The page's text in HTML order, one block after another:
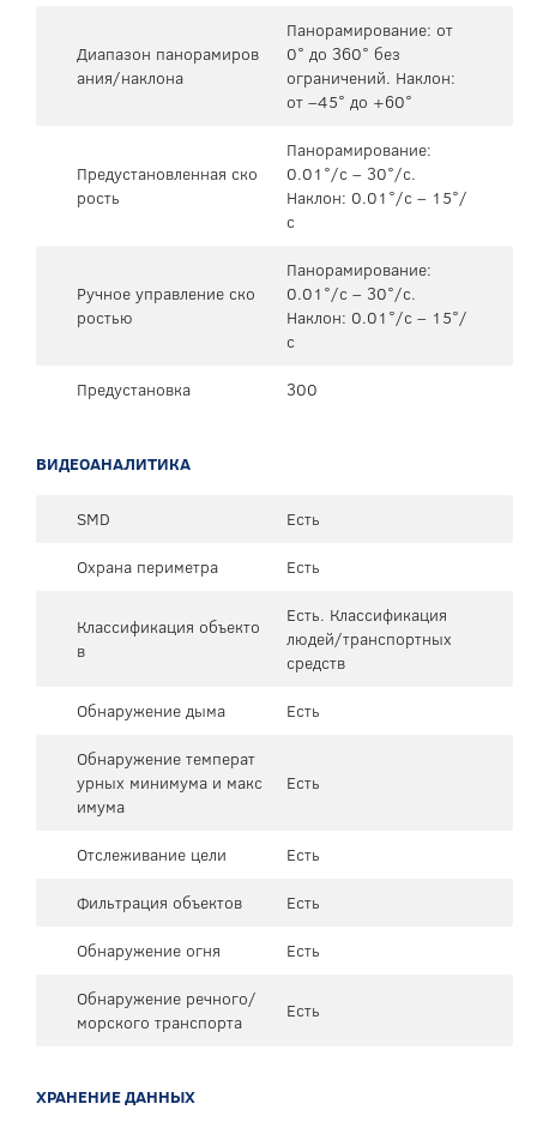
Диапазон панорамиров
ания/наклона
Панорамирование: от
0° до 360° без
ограничений. Наклон:
от –45° до +60°
Предустановленная ско
рость
Панорамирование:
0.01°/с – 30°/с.
Наклон: 0.01°/с – 15°/
с
Ручное управление ско
ростью
Панорамирование:
0.01°/с – 30°/с.
Наклон: 0.01°/с – 15°/
с
Предустановка
300
ВИДЕОАНАЛИТИКА
SMD
Есть
Охрана периметра
Есть
Классификация объекто
в
Есть. Классификация
людей/транспортных
средств
Обнаружение дыма
Есть
Обнаружение температ
урных минимума и макс
имума
Есть
Отслеживание цели
Есть
Фильтрация объектов
Есть
Обнаружение огня
Есть
Обнаружение речного/
морского транспорта
Есть
ХРАНЕНИЕ ДАННЫХ